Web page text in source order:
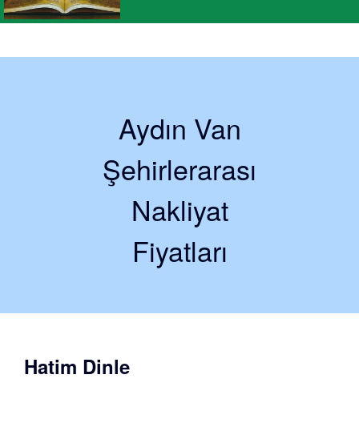
Aydın Van
Şehirlerarası
Nakliyat
Fiyatları
Hatim Dinle